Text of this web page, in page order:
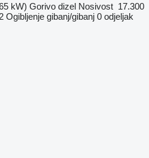
kW) Gorivo dizel Nosivost 17.300
Ogibljenje gibanj/gibanj 0 odjeljak